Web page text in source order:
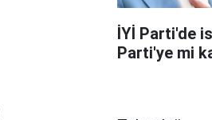
İYİ Parti'de
Parti'ye mi